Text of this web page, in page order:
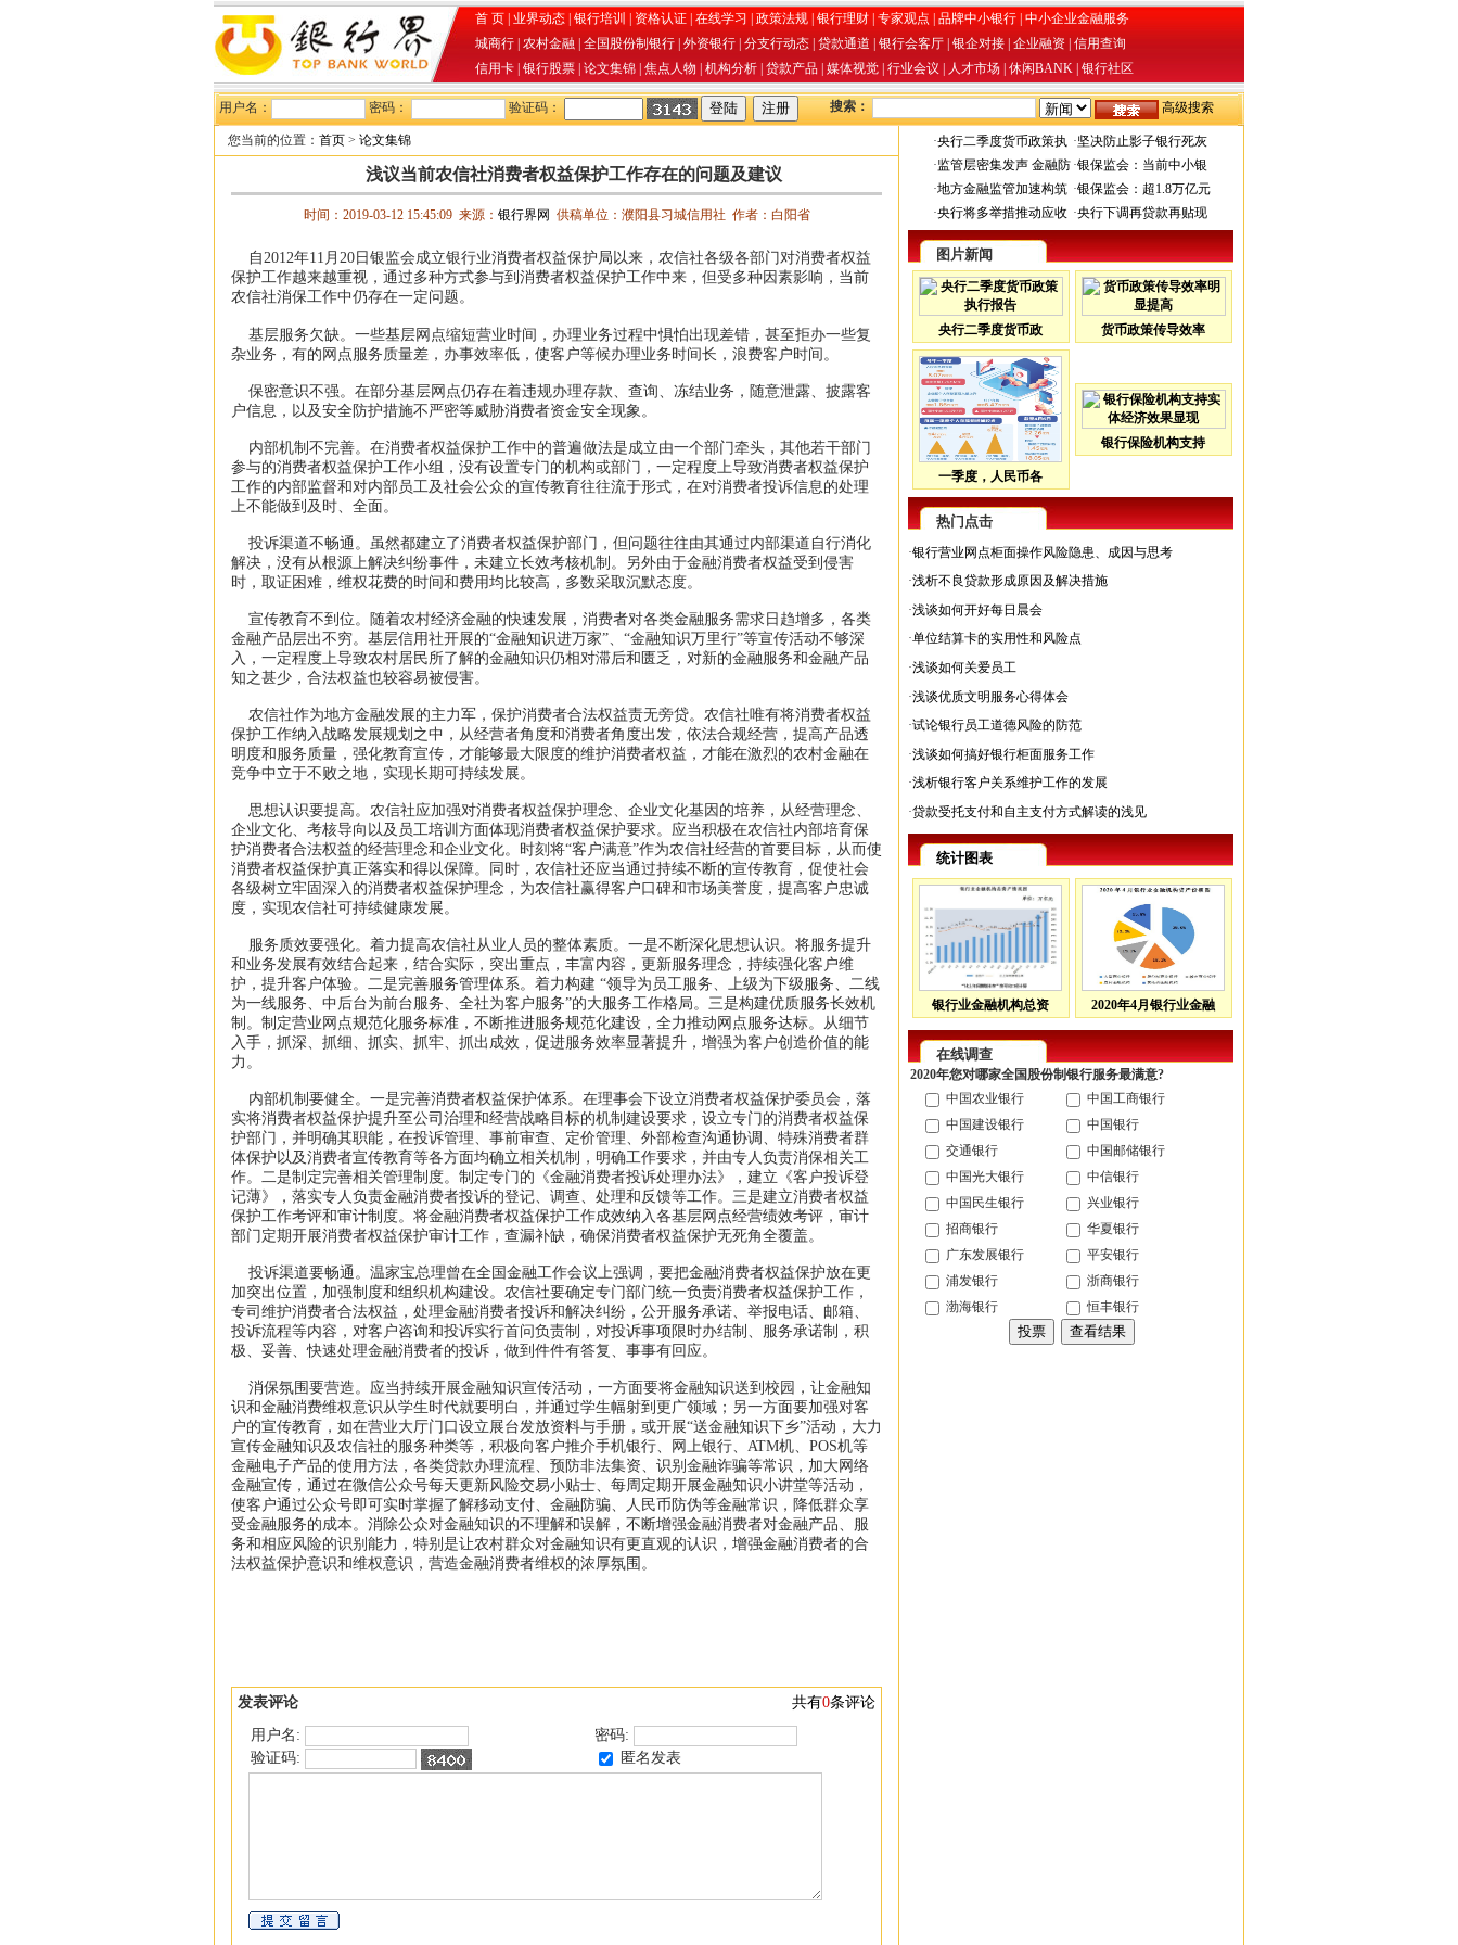
首 页 业界动态 银行培训 资格认证 在线学习 政策法规 银行理财 专家观点 品牌中小银行 中小企业金融服务
城商行 农村金融 全国股份制银行 外资银行 分支行动态 贷款通道 银行会客厅 银企对接 企业融资 信用查询
信用卡 银行股票 论文集锦 焦点人物 机构分析 贷款产品 媒体视觉 行业会议 人才市场 休闲BANK 银行社区
用户名： 密码： 验证码： 搜索： 高级搜索
您当前的位置： 首页 > 论文集锦
浅议当前农信社消费者权益保护工作存在的问题及建议
时间：2019-03-12 15:45:09 来源： 银行界网 供稿单位：濮阳县习城信用社 作者：白阳省
自2012年11月20日银监会成立银行业消费者权益保护局以来，农信社各级各部门对消费者权益
保护工作越来越重视，通过多种方式参与到消费者权益保护工作中来，但受多种因素影响，当前
农信社消保工作中仍存在一定问题。
基层服务欠缺。一些基层网点缩短营业时间，办理业务过程中惧怕出现差错，甚至拒办一些复
杂业务，有的网点服务质量差，办事效率低，使客户等候办理业务时间长，浪费客户时间。
保密意识不强。在部分基层网点仍存在着违规办理存款、查询、冻结业务，随意泄露、披露客
户信息，以及安全防护措施不严密等威胁消费者资金安全现象。
内部机制不完善。在消费者权益保护工作中的普遍做法是成立由一个部门牵头，其他若干部门
参与的消费者权益保护工作小组，没有设置专门的机构或部门，一定程度上导致消费者权益保护
工作的内部监督和对内部员工及社会公众的宣传教育往往流于形式，在对消费者投诉信息的处理
上不能做到及时、全面。
投诉渠道不畅通。虽然都建立了消费者权益保护部门，但问题往往由其通过内部渠道自行消化
解决，没有从根源上解决纠纷事件，未建立长效考核机制。另外由于金融消费者权益受到侵害
时，取证困难，维权花费的时间和费用均比较高，多数采取沉默态度。
宣传教育不到位。随着农村经济金融的快速发展，消费者对各类金融服务需求日趋增多，各类
金融产品层出不穷。基层信用社开展的“金融知识进万家”、“金融知识万里行”等宣传活动不够深
入，一定程度上导致农村居民所了解的金融知识仍相对滞后和匮乏，对新的金融服务和金融产品
知之甚少，合法权益也较容易被侵害。
农信社作为地方金融发展的主力军，保护消费者合法权益责无旁贷。农信社唯有将消费者权益
保护工作纳入战略发展规划之中，从经营者角度和消费者角度出发，依法合规经营，提高产品透
明度和服务质量，强化教育宣传，才能够最大限度的维护消费者权益，才能在激烈的农村金融在
竞争中立于不败之地，实现长期可持续发展。
思想认识要提高。农信社应加强对消费者权益保护理念、企业文化基因的培养，从经营理念、
企业文化、考核导向以及员工培训方面体现消费者权益保护要求。应当积极在农信社内部培育保
护消费者合法权益的经营理念和企业文化。时刻将“客户满意”作为农信社经营的首要目标，从而使
消费者权益保护真正落实和得以保障。同时，农信社还应当通过持续不断的宣传教育，促使社会
各级树立牢固深入的消费者权益保护理念，为农信社赢得客户口碑和市场美誉度，提高客户忠诚
度，实现农信社可持续健康发展。
服务质效要强化。着力提高农信社从业人员的整体素质。一是不断深化思想认识。将服务提升
和业务发展有效结合起来，结合实际，突出重点，丰富内容，更新服务理念，持续强化客户维
护，提升客户体验。二是完善服务管理体系。着力构建 “领导为员工服务、上级为下级服务、二线
为一线服务、中后台为前台服务、全社为客户服务”的大服务工作格局。三是构建优质服务长效机
制。制定营业网点规范化服务标准，不断推进服务规范化建设，全力推动网点服务达标。从细节
入手，抓深、抓细、抓实、抓牢、抓出成效，促进服务效率显著提升，增强为客户创造价值的能
力。
内部机制要健全。一是完善消费者权益保护体系。在理事会下设立消费者权益保护委员会，落
实将消费者权益保护提升至公司治理和经营战略目标的机制建设要求，设立专门的消费者权益保
护部门，并明确其职能，在投诉管理、事前审查、定价管理、外部检查沟通协调、特殊消费者群
体保护以及消费者宣传教育等各方面均确立相关机制，明确工作要求，并由专人负责消保相关工
作。二是制定完善相关管理制度。制定专门的《金融消费者投诉处理办法》，建立《客户投诉登
记薄》，落实专人负责金融消费者投诉的登记、调查、处理和反馈等工作。三是建立消费者权益
保护工作考评和审计制度。将金融消费者权益保护工作成效纳入各基层网点经营绩效考评，审计
部门定期开展消费者权益保护审计工作，查漏补缺，确保消费者权益保护无死角全覆盖。
投诉渠道要畅通。温家宝总理曾在全国金融工作会议上强调，要把金融消费者权益保护放在更
加突出位置，加强制度和组织机构建设。农信社要确定专门部门统一负责消费者权益保护工作，
专司维护消费者合法权益，处理金融消费者投诉和解决纠纷，公开服务承诺、举报电话、邮箱、
投诉流程等内容，对客户咨询和投诉实行首问负责制，对投诉事项限时办结制、服务承诺制，积
极、妥善、快速处理金融消费者的投诉，做到件件有答复、事事有回应。
消保氛围要营造。应当持续开展金融知识宣传活动，一方面要将金融知识送到校园，让金融知
识和金融消费维权意识从学生时代就要明白，并通过学生幅射到更广领域；另一方面要加强对客
户的宣传教育，如在营业大厅门口设立展台发放资料与手册，或开展“送金融知识下乡”活动，大力
宣传金融知识及农信社的服务种类等，积极向客户推介手机银行、网上银行、ATM机、POS机等
金融电子产品的使用方法，各类贷款办理流程、预防非法集资、识别金融诈骗等常识，加大网络
金融宣传，通过在微信公众号每天更新风险交易小贴士、每周定期开展金融知识小讲堂等活动，
使客户通过公众号即可实时掌握了解移动支付、金融防骗、人民币防伪等金融常识，降低群众享
受金融服务的成本。消除公众对金融知识的不理解和误解，不断增强金融消费者对金融产品、服
务和相应风险的识别能力，特别是让农村群众对金融知识有更直观的认识，增强金融消费者的合
法权益保护意识和维权意识，营造金融消费者维权的浓厚氛围。
发表评论 共有0条评论
用户名:
密码:
验证码:
匿名发表
·央行二季度货币政策执 ·坚决防止影子银行死灰
·监管层密集发声 金融防 ·银保监会：当前中小银
·地方金融监管加速构筑 ·银保监会：超1.8万亿元
·央行将多举措推动应收 ·央行下调再贷款再贴现
图片新闻
央行二季度货币政 货币政策传导效率
一季度，人民币各
银行保险机构支持
热门点击
·银行营业网点柜面操作风险隐患、成因与思考
·浅析不良贷款形成原因及解决措施
·浅谈如何开好每日晨会
·单位结算卡的实用性和风险点
·浅谈如何关爱员工
·浅谈优质文明服务心得体会
·试论银行员工道德风险的防范
·浅谈如何搞好银行柜面服务工作
·浅析银行客户关系维护工作的发展
·贷款受托支付和自主支付方式解读的浅见
统计图表
银行业金融机构总资 2020年4月银行业金融
在线调查
2020年您对哪家全国股份制银行服务最满意?
中国农业银行
中国工商银行
中国建设银行
中国银行
交通银行
中国邮储银行
中国光大银行
中信银行
中国民生银行
兴业银行
招商银行
华夏银行
广东发展银行
平安银行
浦发银行
浙商银行
渤海银行
恒丰银行